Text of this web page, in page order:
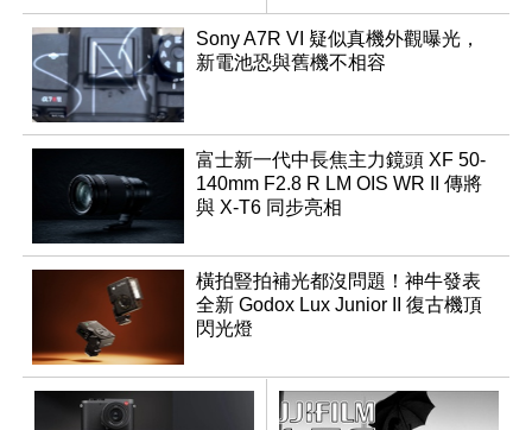
Sony A7R VI 疑似真機外觀曝光，
新電池恐與舊機不相容
富士新一代中長焦主力鏡頭 XF 50-
140mm F2.8 R LM OIS WR II 傳將
與 X-T6 同步亮相
橫拍豎拍補光都沒問題！神牛發表
全新 Godox Lux Junior II 復古機頂
閃光燈